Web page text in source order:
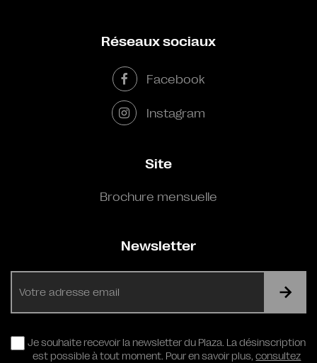
Réseaux sociaux
Facebook
Instagram
Site
Brochure mensuelle
Newsletter
RGPD
Je souhaite recevoir la newsletter du Plaza. La désinscription
est possible à tout moment. Pour en savoir plus,consultez